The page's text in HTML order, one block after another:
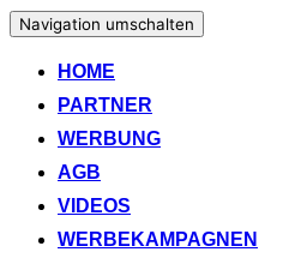
Navigation umschalten
HOME
PARTNER
WERBUNG
AGB
VIDEOS
WERBEKAMPAGNEN